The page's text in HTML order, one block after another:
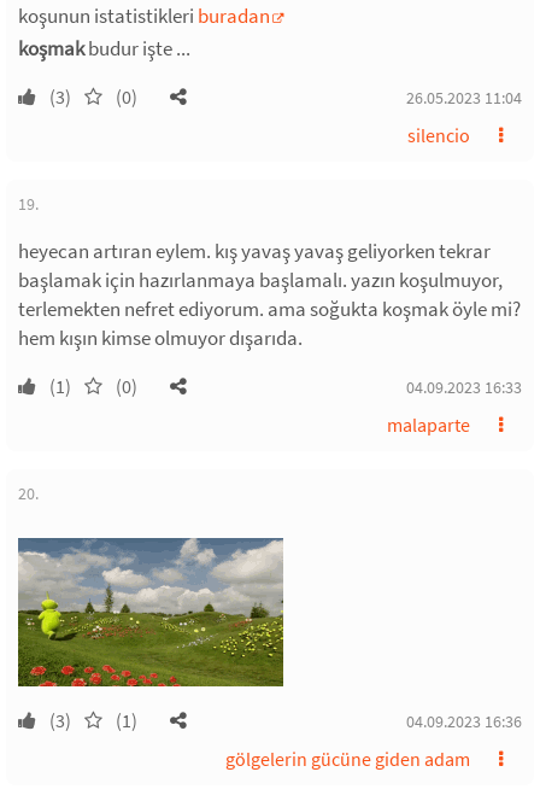
koşunun istatistikleri buradan
koşmakbudur işte ...
(3) (0) 26.05.2023 11:04
silencio
19.
heyecan artıran eylem. kış yavaş yavaş geliyorken tekrar
başlamak için hazırlanmaya başlamalı. yazın koşulmuyor,
terlemekten nefret ediyorum. ama soğukta koşmak öyle mi?
hem kışın kimse olmuyor dışarıda.
(1) (0) 04.09.2023 16:33
malaparte
20.
(3) (1) 04.09.2023 16:36
gölgelerin gücüne giden adam